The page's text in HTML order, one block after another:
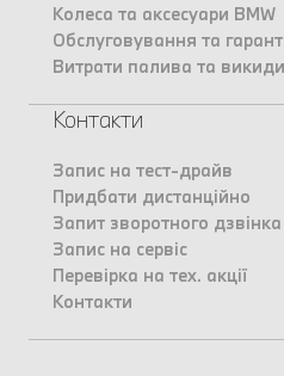
Колеса та аксесуари BMW
Обслуговування та
Витрати палива та
Контакти
Запис на тест-драйв
Придбати дистанційно
Запит зворотного дзвінка
Запис на сервіс
Перевірка на тех. акції
Контакти